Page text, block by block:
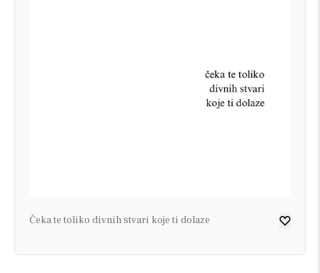
Čeka te toliko divnih stvari koje ti dolaze